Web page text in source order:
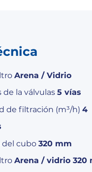
Arena / Vidrio
de la válvulas5 vías
de filtración (m³/h)4
del cubo320 mm
Arena / vidrio 320